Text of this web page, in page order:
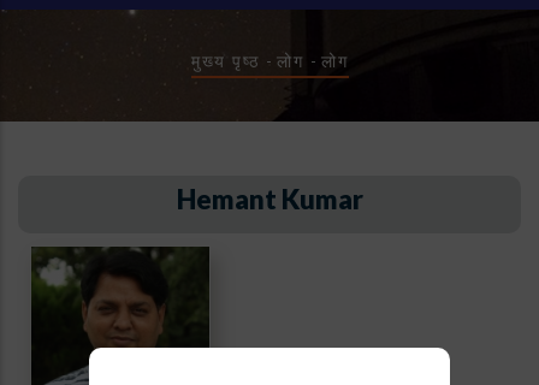
Breadcrumb
मुख्य पृष्ठ - लोग - लोग
Hemant Kumar